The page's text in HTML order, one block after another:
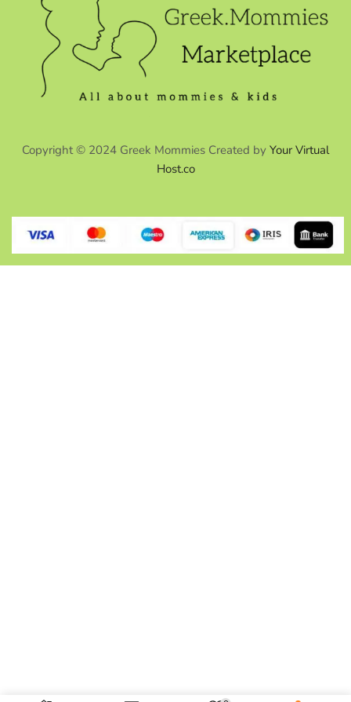
Copyright © 2024 Greek Mommies Created by Your Virtual
Host.co